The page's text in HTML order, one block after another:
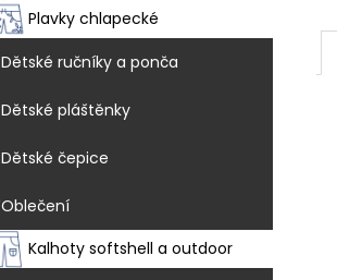
Plavky chlapecké
Dětské ručníky a ponča
Dětské pláštěnky
Dětské čepice
Oblečení
Kalhoty softshell a outdoor